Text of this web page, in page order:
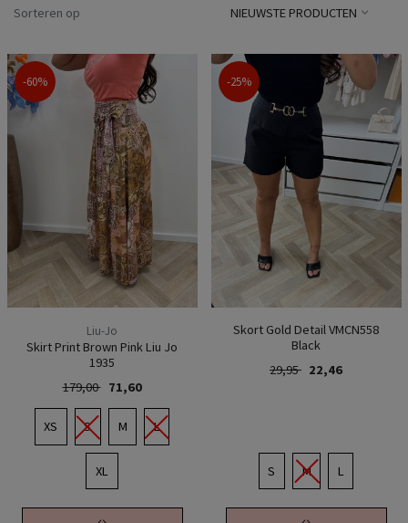
Sorteren op NIEUWSTE PRODUCTEN
-60%
Liu-Jo
Skirt Print Brown Pink Liu Jo
1935
179,00 71,60
XS S M L
XL
-25%
Skort Gold Detail VMCN558
Black
29,95 22,46
S M L